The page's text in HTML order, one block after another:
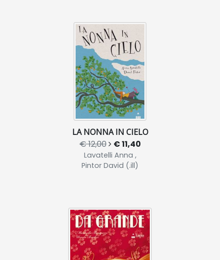
LA NONNA IN CIELO
€ 12,00 € 11,40
Lavatelli Anna ,
Pintor David (.ill)